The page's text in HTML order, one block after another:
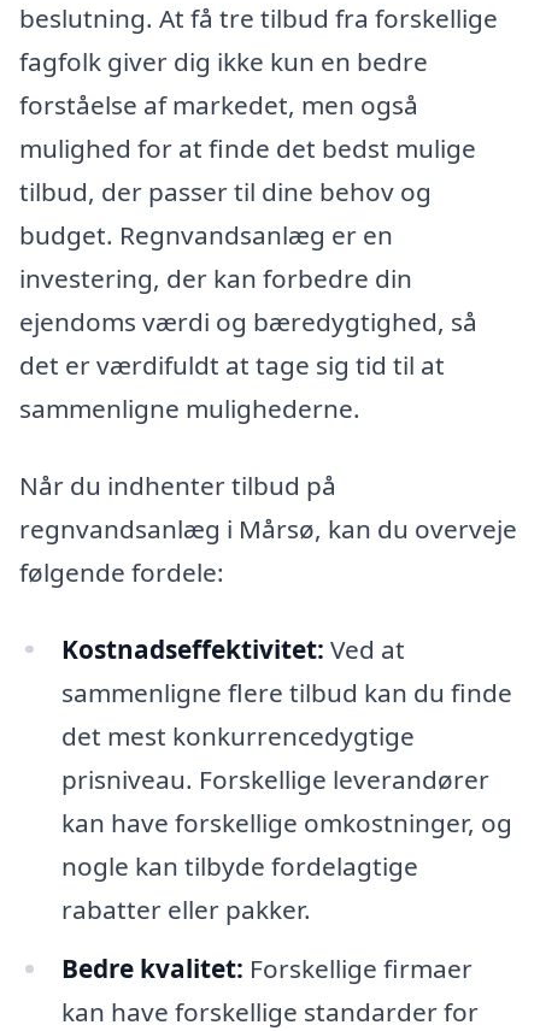
beslutning. At få tre tilbud fra forskellige
fagfolk giver dig ikke kun en bedre
forståelse af markedet, men også
mulighed for at finde det bedst mulige
tilbud, der passer til dine behov og
budget. Regnvandsanlæg er en
investering, der kan forbedre din
ejendoms værdi og bæredygtighed, så
det er værdifuldt at tage sig tid til at
sammenligne mulighederne.
Når du indhenter tilbud på
regnvandsanlæg i Mårsø, kan du overveje
følgende fordele:
Kostnadseffektivitet: Ved at
sammenligne flere tilbud kan du finde
det mest konkurrencedygtige
prisniveau. Forskellige leverandører
kan have forskellige omkostninger, og
nogle kan tilbyde fordelagtige
rabatter eller pakker.
Bedre kvalitet: Forskellige firmaer
kan have forskellige standarder for